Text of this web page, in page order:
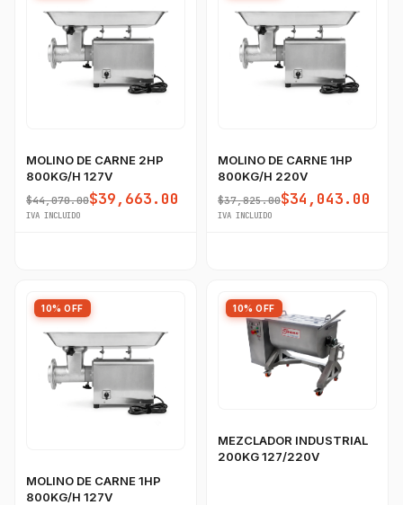
MOLINO DE CARNE 2HP
800KG/H 127V
$44,070.00$39,663.00
IVA INCLUIDO
MOLINO DE CARNE 1HP
800KG/H 220V
$37,825.00$34,043.00
IVA INCLUIDO
10% OFF
MOLINO DE CARNE 1HP
800KG/H 127V
10% OFF
MEZCLADOR INDUSTRIAL
200KG 127/220V